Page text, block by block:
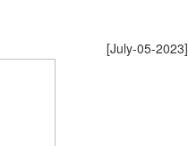
[July-05-2023]